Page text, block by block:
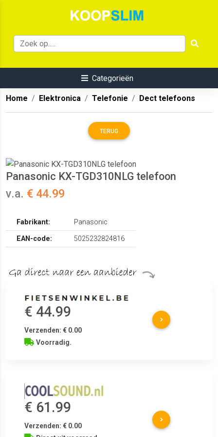
Categorieën
Home Elektronica Telefonie Dect telefoons
TERUG
Panasonic KX-TGD310NLG telefoon
v.a. € 44.99
Fabrikant:
Panasonic
EAN-code:
5025232824816
€ 44.99
Verzenden: € 0.00
Voorradig.
€ 61.99
Verzenden: € 0.00